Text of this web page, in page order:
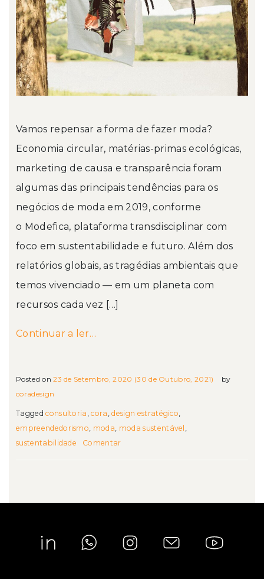
Vamos repensar a forma de fazer moda?
Economia circular, matérias-primas ecológicas,
marketing de causa e transparência foram
algumas das principais tendências para os
negócios de moda em 2019, conforme
o Modefica, plataforma transdisciplinar com
foco em sustentabilidade e futuro. Além dos
relatórios globais, as tragédias ambientais que
temos vivenciado — em um planeta com
recursos cada vez […]
Continuar a ler…
Posted on23 de Setembro, 2020 (30 de Outubro, 2021)
by
coradesign
Taggedconsultoria ,cora ,design estratégico
empreendedorismo moda moda sustentável
sustentabilidade
Comentar